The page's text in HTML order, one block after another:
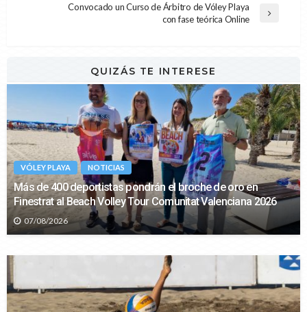
Convocado un Curso de Árbitro de Vóley Playa
con fase teórica Online
QUIZÁS TE INTERESE
VÓLEY PLAYA NOTICIAS
Más de 400 deportistas pondrán el broche de oro en
Finestrat al Beach Volley Tour Comunitat Valenciana 2026
07/08/2026